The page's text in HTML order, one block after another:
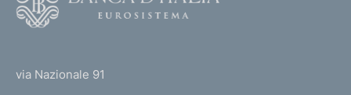
via Nazionale 91